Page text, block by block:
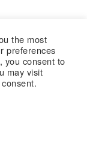
the most
preferences
you consent to
may visit